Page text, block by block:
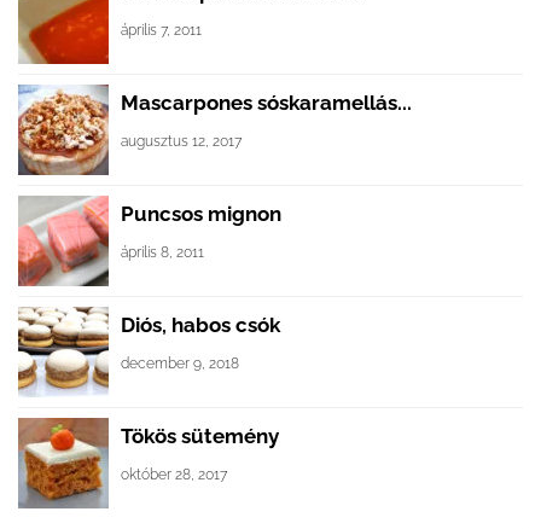
április 7, 2011
Mascarpones sóskaramellás...
augusztus 12, 2017
Puncsos mignon
április 8, 2011
Diós, habos csók
december 9, 2018
Tökös sütemény
október 28, 2017